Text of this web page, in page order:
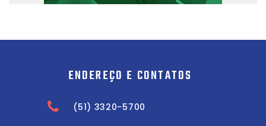
ENDEREÇO E CONTATOS
(51) 3320-5700